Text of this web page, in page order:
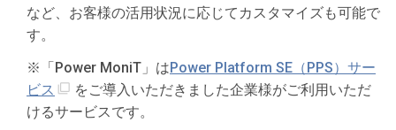
など、お客様の活用状況に応じてカスタマイズも可能で
す。
※「Power MoniT」はPower Platform SE（PPS）サー
ビス
をご導入いただきました企業様がご利用いただ
けるサービスです。